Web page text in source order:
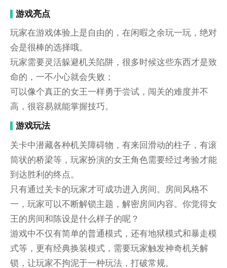
游戏亮点
玩家在游戏体验上是自由的，在闲暇之余玩一玩，绝对
会是很棒的选择哦。
玩家需要灵活躲避机关陷阱，很多时候这些东西才是致
命的，一不小心就会失败；
可以像个真正的女王一样勇于尝试，闯关的难度并不
高，很容易就能掌握技巧。
游戏玩法
关卡中潜藏各种机关障碍物，有来回滑动的柱子，有滚
筒状的桥梁等，玩家扮演的女王角色需要经过考验才能
到达胜利的终点。
只有通过关卡的玩家才可成功进入房间。房间风格不
一，玩家可以不断解锁主题，解密房间内容。你觉得女
王的房间和陈设是什么样子的呢？
游戏中不仅有简单的普通模式，还有地狱模式和暴走模
式等，更有经典换装模式，需要玩家触发神奇机关解
锁，让玩家不拘泥于一种玩法，打破常规。